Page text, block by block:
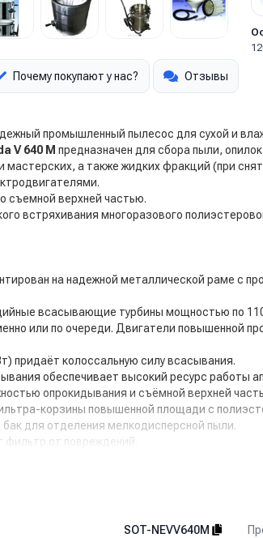
Почему покупают у нас? Отзывы
промышленный пылесос для сухой и
V 640 M предназначен для сбора пыли,
мастерских, а также жидких фракций (при
съемной верхней частью.
встряхивания многоразового
на надежной металлической раме с
всасывающие турбины мощностью по
или по очереди. Двигатели повышенной
придаёт колоссальную силу всасывания.
обеспечивает высокий ресурс работы
опрокидывания и съёмной верхней
корзины повышенной площади с
для отделения мелкодисперсной пыли.
от повреждений.
отличную манёвренность.
повреждений как сам аппарат, так и стены,
SOT-NEVV640M